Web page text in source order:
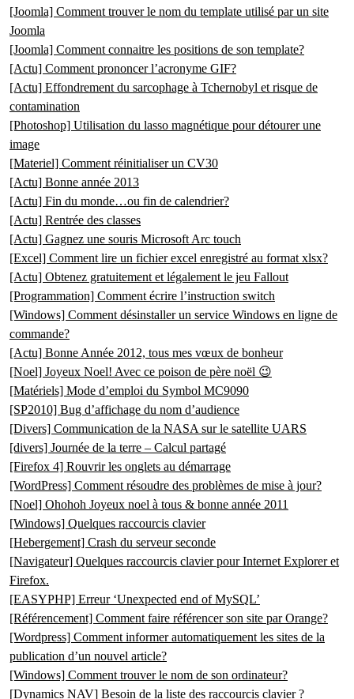
[Joomla] Comment trouver le nom du template utilisé par un site
Joomla
[Joomla] Comment connaitre les positions de son template?
[Actu] Comment prononcer l’acronyme GIF?
[Actu] Effondrement du sarcophage à Tchernobyl et risque de
contamination
[Photoshop] Utilisation du lasso magnétique pour détourer une
image
[Materiel] Comment réinitialiser un CV30
[Actu] Bonne année 2013
[Actu] Fin du monde…ou fin de calendrier?
[Actu] Rentrée des classes
[Actu] Gagnez une souris Microsoft Arc touch
[Excel] Comment lire un fichier excel enregistré au format xlsx?
[Actu] Obtenez gratuitement et légalement le jeu Fallout
[Programmation] Comment écrire l’instruction switch
[Windows] Comment désinstaller un service Windows en ligne de
commande?
[Actu] Bonne Année 2012, tous mes vœux de bonheur
[Noel] Joyeux Noel! Avec ce poison de père noël 😉
[Matériels] Mode d’emploi du Symbol MC9090
[SP2010] Bug d’affichage du nom d’audience
[Divers] Communication de la NASA sur le satellite UARS
[divers] Journée de la terre – Calcul partagé
[Firefox 4] Rouvrir les onglets au démarrage
[WordPress] Comment résoudre des problèmes de mise à jour?
[Noel] Ohohoh Joyeux noel à tous & bonne année 2011
[Windows] Quelques raccourcis clavier
[Hebergement] Crash du serveur seconde
[Navigateur] Quelques raccourcis clavier pour Internet Explorer et
Firefox.
[EASYPHP] Erreur ‘Unexpected end of MySQL’
[Référencement] Comment faire référencer son site par Orange?
[Wordpress] Comment informer automatiquement les sites de la
publication d’un nouvel article?
[Windows] Comment trouver le nom de son ordinateur?
[Dynamics NAV] Besoin de la liste des raccourcis clavier ?